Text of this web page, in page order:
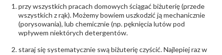
Barwa:
Czystość: VS
INNE PARAMETRY
Producent
WĘC-Twój Jubiler S.C. Artur Węc, Małgorzata
przy wszystkich pracach domowych ściągać biżuterię (przede
wszystkich z rąk). Możemy bowiem uszkodzić ją mechanicznie
(porysowania), lub chemicznie (np. pęknięcia lutów pod
wpływem niektórych detergentów.
staraj się systematycznie swą biżuterię czyścić. Najlepiej raz w